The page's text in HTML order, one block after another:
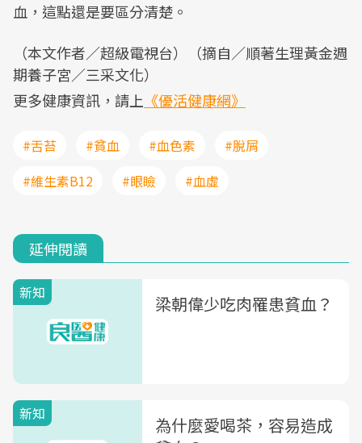
血，這點還是要區分清楚。
（本文作者／超級電視台）（摘自／順著生理黃金週
期養子宮／三采文化）
更多健康資訊，請上 《優活健康網》
#舌苔 #貧血 #血色素
#脫屑
#維生素B12
#眼瞼 #血虛
延伸閱讀
新知 梁朝偉少吃肉罹患貧血？
新知
為什麼愛喝茶，容易造成